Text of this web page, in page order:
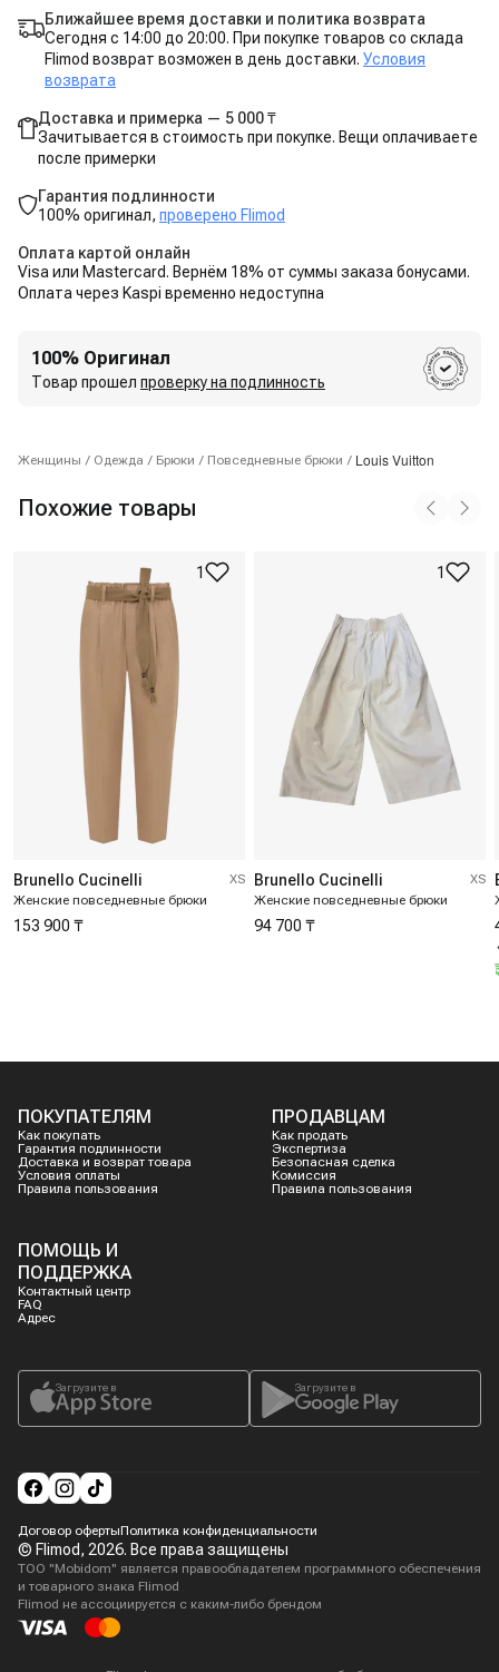
Ближайшее время доставки и политика возврата
Сегодня с 14:00 до 20:00. При покупке товаров со склада
Flimod возврат возможен в день доставки. Условия
возврата
Доставка и примерка — 5 000 ₸
Зачитывается в стоимость при покупке. Вещи оплачиваете
после примерки
Гарантия подлинности
100% оригинал, проверено Flimod
Оплата картой онлайн
Visa или Mastercard. Вернём 18% от суммы заказа бонусами.
Оплата через Kaspi временно недоступна
100% Оригинал
Товар прошел проверку на подлинность
Женщины / Одежда / Брюки / Повседневные брюки / Louis Vuitton
Похожие товары
1
Brunello Cucinelli
Женские повседневные брюки
XS
153 900 ₸
1
Brunello Cucinelli
Женские повседневные брюки
XS
94 700 ₸
ПОКУПАТЕЛЯМ
Как покупать
Гарантия подлинности
Доставка и возврат товара
Условия оплаты
Правила пользования
ПРОДАВЦАМ
Как продать
Экспертиза
Безопасная сделка
Комиссия
Правила пользования
ПОМОЩЬ И
ПОДДЕРЖКА
Контактный центр
FAQ
Адрес
Загрузите в Загрузите в
Договор офертыПолитика конфиденциальности
© Flimod, 2026. Все права защищены
ТОО "Mobidom" является правообладателем программного обеспечения
и товарного знака Flimod
Flimod не ассоциируется с каким-либо брендом